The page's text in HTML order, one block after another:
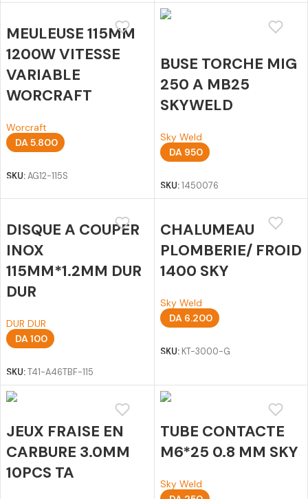
MEULEUSE 115MM
1200W VITESSE
VARIABLE
WORCRAFT
Worcraft
DA5.800
SKU:AG12-115S
BUSE TORCHE MIG
250 A MB25
SKYWELD
Sky Weld
DA950
SKU:1450076
DISQUE A COUPER
INOX
115MM*1.2MM DUR
DUR
DUR DUR
DA100
SKU:T41-A46TBF-115
CHALUMEAU
PLOMBERIE/ FROID
1400 SKY
Sky Weld
DA6.200
SKU: KT-3000-G
JEUX FRAISE EN
CARBURE 3.0MM
10PCS TA
TUBE CONTACTE
M6*25 0.8 MM SKY
Sky Weld